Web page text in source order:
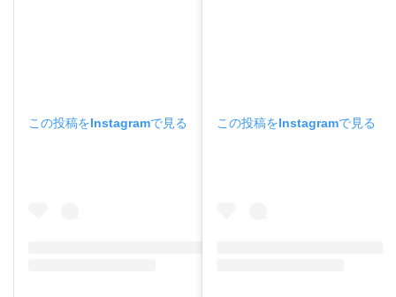
この投稿をInstagramで見る この投稿をInstagramで見る